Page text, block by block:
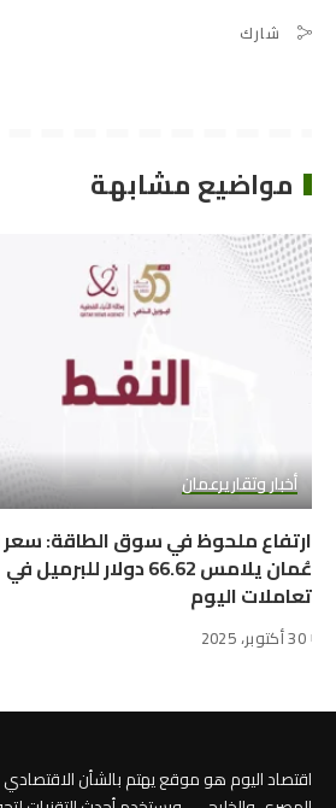
شارك
مواضيع مشابهة
أخبار وتقاريرعمان
ارتفاع ملحوظ في سوق الطاقة:
عُمان يلامس 66.62 دولار للبرميل في
تعاملات اليوم
30 أكتوبر، 2025
اقتصاد اليوم هو موقع يهتم بالشأن الاقتصادي